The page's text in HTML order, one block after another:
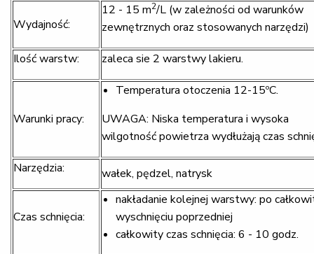
Wydajność:
12 - 15 m2/L (w zależności od warunków
zewnętrznych oraz stosowanych narzędzi)
Ilość warstw: zaleca sie 2 warstwy lakieru.
Warunki pracy:
Temperatura otoczenia 12-15ºC.
UWAGA: Niska temperatura i wysoka
wilgotność powietrza wydłużają czas
Narzędzia: wałek, pędzel, natrysk
Czas schnięcia:
nakładanie kolejnej warstwy: po
wyschnięciu poprzedniej
całkowity czas schnięcia: 6 - 10 godz.